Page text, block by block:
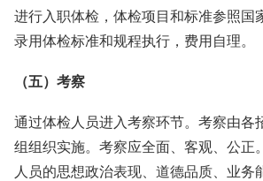
进行入职体检，体检项目和标准参照国
录用体检标准和规程执行，费用自理。
（五）考察
通过体检人员进入考察环节。考察由各
组组织实施。考察应全面、客观、公正
人员的思想政治表现、道德品质、业务